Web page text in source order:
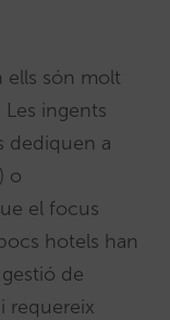
ells són molt
Les ingents
dediquen a
o
el focus
hotels han
de
requereix